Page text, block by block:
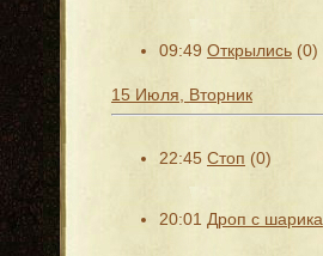
09:49 Открылись (0)
15 Июля, Вторник
22:45 Стоп (0)
20:01 Дроп с шарика